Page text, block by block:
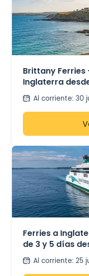
Brittany
Inglaterra
Al corriente: 30
Ferries a
de 3 y 5 días
Al corriente: 25